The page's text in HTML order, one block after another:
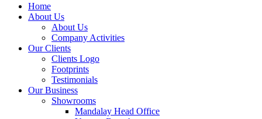
Home
About Us
About Us
Company Activities
Our Clients
Clients Logo
Footprints
Testimonials
Our Business
Showrooms
Mandalay Head Office